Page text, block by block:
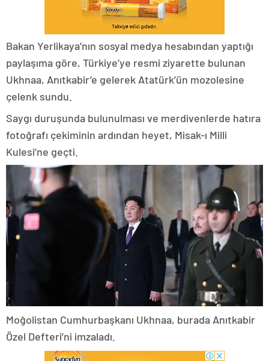
Bakan Yerlikaya’nın sosyal medya hesabından yaptığı
paylaşıma göre, Türkiye’ye resmi ziyarette bulunan
Ukhnaa, Anıtkabir’e gelerek Atatürk’ün mozolesine
çelenk sundu.
Saygı duruşunda bulunulması ve merdivenlerde hatıra
fotoğrafı çekiminin ardından heyet, Misak-ı Milli
Kulesi’ne geçti.
Moğolistan Cumhurbaşkanı Ukhnaa, burada Anıtkabir
Özel Defteri’ni imzaladı.